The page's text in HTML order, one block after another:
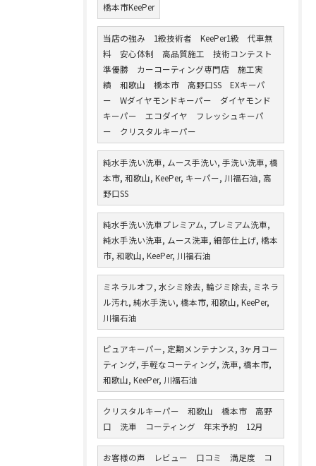
橋本市KeePer
当店の強み 1級技術者 KeePer1級 代車無
料 安心体制 高品質施工 技術コンテスト
準優勝 カーコーティング専門店 施工実
績 和歌山 橋本市 高野口SS EXキーパ
ー Wダイヤモンドキーパー ダイヤモンド
キーパー エコダイヤ フレッシュキーパ
ー クリスタルキーパー
純水手洗い洗車, ムース手洗い, 手洗い洗車, 橋
本市, 和歌山, KeePer, キーパー, 川福石油, 高
野口SS
純水手洗い洗車プレミアム, プレミアム洗車,
純水手洗い洗車, ムース洗車, 細部仕上げ, 橋本
市, 和歌山, KeePer, 川福石油
ミネラルオフ, 水シミ除去, 輪ジミ除去, ミネラ
ル汚れ, 純水手洗い, 橋本市, 和歌山, KeePer,
川福石油
ピュアキーパー, 定期メンテナンス, 3ヶ月コー
ティング, 手軽なコーティング, 洗車, 橋本市,
和歌山, KeePer, 川福石油
クリスタルキーパー 和歌山 橋本市 高野
口 洗車 コーティング 年末予約 12月
お客様の声 レビュー 口コミ 満足度 コ